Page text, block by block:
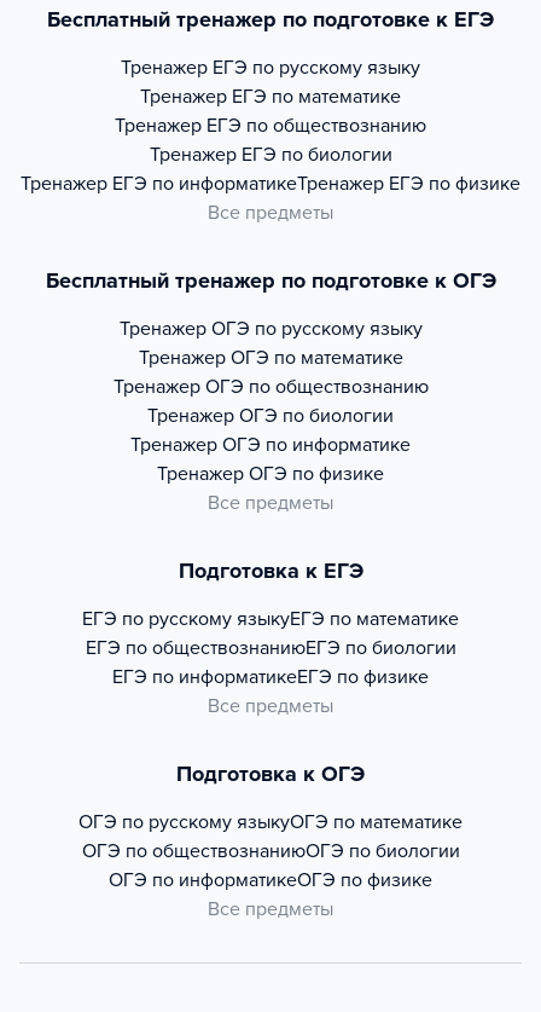
Бесплатный тренажер по подготовке к ЕГЭ
Тренажер ЕГЭ по русскому языку
Тренажер ЕГЭ по математике
Тренажер ЕГЭ по обществознанию
Тренажер ЕГЭ по биологии
Тренажер ЕГЭ по информатикеТренажер ЕГЭ по физике
Все предметы
Бесплатный тренажер по подготовке к ОГЭ
Тренажер ОГЭ по русскому языку
Тренажер ОГЭ по математике
Тренажер ОГЭ по обществознанию
Тренажер ОГЭ по биологии
Тренажер ОГЭ по информатике
Тренажер ОГЭ по физике
Все предметы
Подготовка к ЕГЭ
ЕГЭ по русскому языкуЕГЭ по математике
ЕГЭ по обществознаниюЕГЭ по биологии
ЕГЭ по информатикеЕГЭ по физике
Все предметы
Подготовка к ОГЭ
ОГЭ по русскому языкуОГЭ по математике
ОГЭ по обществознаниюОГЭ по биологии
ОГЭ по информатикеОГЭ по физике
Все предметы